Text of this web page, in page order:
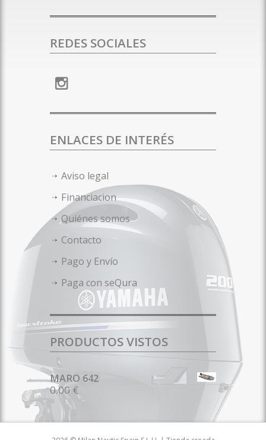
REDES SOCIALES
ENLACES DE INTERÉS
Aviso legal
Financiacion
Quiénes somos
Contacto
Pago y Envío
Paga con seQura
PRODUCTOS VISTOS
MARO 642
0.00 €